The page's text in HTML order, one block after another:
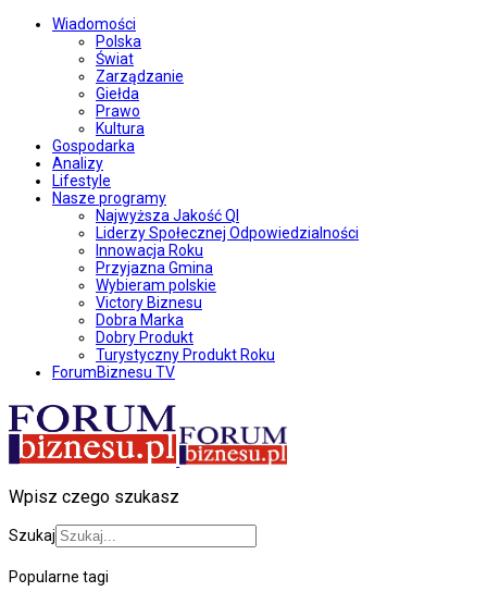
Wiadomości
Polska
Świat
Zarządzanie
Giełda
Prawo
Kultura
Gospodarka
Analizy
Lifestyle
Nasze programy
Najwyższa Jakość QI
Liderzy Społecznej Odpowiedzialności
Innowacja Roku
Przyjazna Gmina
Wybieram polskie
Victory Biznesu
Dobra Marka
Dobry Produkt
Turystyczny Produkt Roku
ForumBiznesu TV
Wpisz czego szukasz
Szukaj
Popularne tagi